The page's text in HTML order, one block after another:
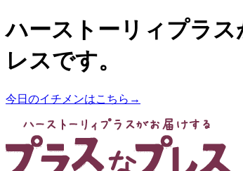
ハーストーリィプラ
レスです。
今日のイチメンはこちら→